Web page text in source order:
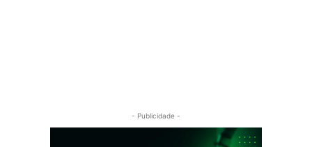
- Publicidade -